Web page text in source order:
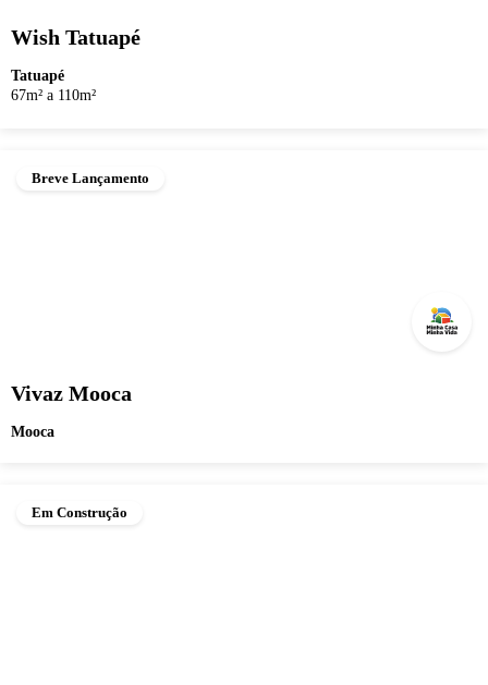
Wish Tatuapé
Tatuapé
67m² a 110m²
Breve Lançamento
Vivaz Mooca
Mooca
Em Construção